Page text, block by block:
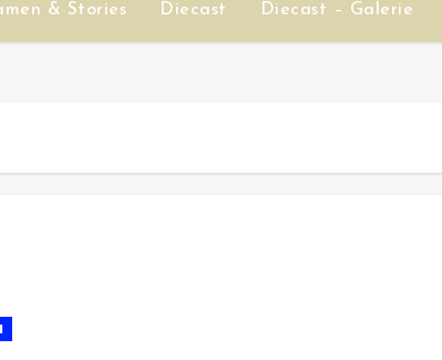
& Stories Diecast Diecast – Galerie